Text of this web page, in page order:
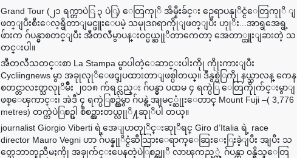
Grand Tour (၂၁ ရက္တာပဲြ ၃ ပဲြ) ေတြကုုိ အိမ္နီးခ်င္း ဥေရာပနုုိင္ငံေတြကုုိ ျ
ဖတ္ျပီးစီးေလ့ရွိတာျမင္ဖူးေပမဲ့ သမုုဒၵရာကိုုျဖတ္ျပီး ဟုုိး...အာရွအေရွ့
ဖ်ားက ဂ်ပန္မွာစတင္ျပီး အီတလီမွာပန္း၀င္မယ္ဆုုိတာကေတာ့ အေတာ္ထူးျခားတဲ့ သ
တင္းပါ။
အီတလီသတင္းစာ La Stampa မွာပါတဲ့ေဆာင္းပါးကိုု ကိုုးကားျပီး
Cycliingnews မွာ အခုုလုုိေဖၚျပထားတာျဖစ္ပါတယ္။ ဒီနွစ္ပဲြကိုု နယ္သာလန္ ကေန
စတင္တာလႊတ္သလုုိမ်ဳိး ၂၀၁၈ က်ရင္လည္း ဂ်ပန္မွာ ပထမ ၄ ရက္ပဲြ ေတြကိုုက်င္းမွာျ
ဖစ္ေၾကာင္း၊ အဲဒီ ၄ ရက္ပဲြစဥ္ထဲမွာ ဂ်ပန္ရဲ့အျမင့္ဆုုံးေတာင္ Mount Fuji –( 3,776
metres) တက္တဲပဲြစဥ္ပါ စီစဥ္ထားတယ္လုုိ႔ဆုုိပါ တယ္။
journalist Giorgio Viberti ရဲ့အေျပာတုုိင္းဆုုိရင္ Giro d’Italia ရဲ့ race
director Mauro Vegni ဟာ ဂ်ပန္နုုိင္ငံဆီသြားေရာက္ေဆြးေႏြးခဲ့ျပီး အျပီး သ
တ္သေဘာတူညီမႈကိုု အခုုက်င္းပေနတဲ့ပဲြစဥ္ကုုိ လာၾကည့္တဲ့ ဂ်ပန္တာ ၀န္ရွိသူေတြ